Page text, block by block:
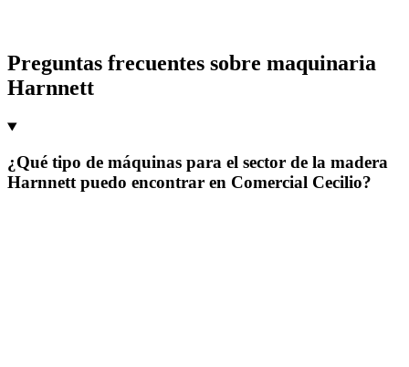
Preguntas frecuentes sobre maquinaria
Harnnett
¿Qué tipo de máquinas para el sector de la madera
Harnnett puedo encontrar en Comercial Cecilio?